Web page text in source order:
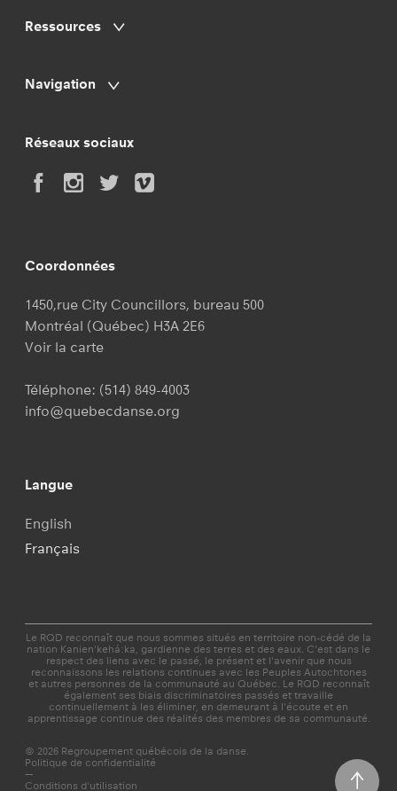
Ressources
Navigation
Réseaux sociaux
Coordonnées
1450,rue City Councillors, bureau 500
Montréal (Québec) H3A 2E6
Voir la carte
Téléphone: (514) 849-4003
info@quebecdanse.org
Langue
English
Français
Le RQD reconnaît que nous sommes situés en territoire non-cédé de la
nation Kanien'kehá:ka, gardienne des terres et des eaux. C’est dans le
respect des liens avec le passé, le présent et l'avenir que nous
reconnaissons les relations continues avec les Peuples Autochtones
et autres personnes de la communauté au Québec. Le RQD reconnaît
également ses biais discriminatoires passés et travaille
continuellement à les éliminer, en demeurant à l'écoute et en
apprentissage continue des réalités des membres de sa communauté.
© 2026 Regroupement québécois de la danse.
Politique de confidentialité
—
Conditions d'utilisation